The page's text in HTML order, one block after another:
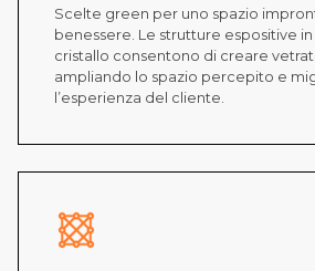
Scelte green per uno spazio
benessere. Le strutture espositive
cristallo consentono di creare
ampliando lo spazio percepito e
l’esperienza del cliente.